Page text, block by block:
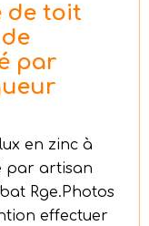
de toit
par
en zinc à
par artisan
Rge.Photos
effectuer